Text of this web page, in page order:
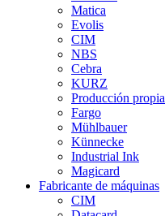
Matica
Evolis
CIM
NBS
Cebra
KURZ
Producción propia
Fargo
Mühlbauer
Künnecke
Industrial Ink
Magicard
Fabricante de máquinas
CIM